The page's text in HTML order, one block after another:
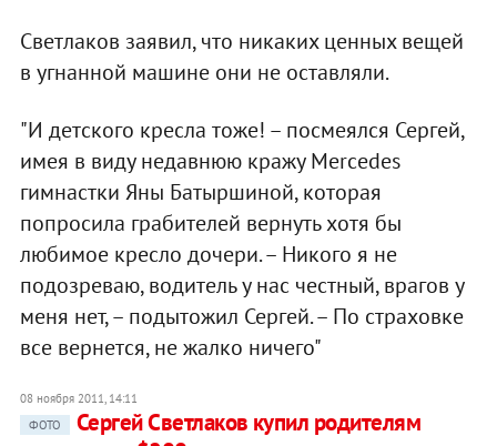
Светлаков заявил, что никаких ценных вещей
в угнанной машине они не оставляли.
"И детского кресла тоже! – посмеялся Сергей,
имея в виду недавнюю кражу Mercedes
гимнастки Яны Батыршиной, которая
попросила грабителей вернуть хотя бы
любимое кресло дочери. – Никого я не
подозреваю, водитель у нас честный, врагов у
меня нет, – подытожил Сергей. – По страховке
все вернется, не жалко ничего"
08 ноября 2011, 14:11
ФОТО
Сергей Светлаков купил родителям